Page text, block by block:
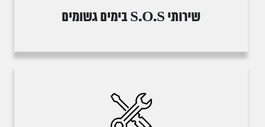
שירותי S.O.S בימים גשומים